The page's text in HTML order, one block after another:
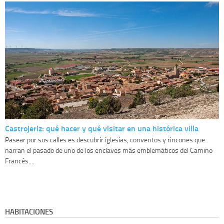
Castrojeriz: qué hacer y qué visitar en una histórica villa
Pasear por sus calles es descubrir iglesias, conventos y rincones que
narran el pasado de uno de los enclaves más emblemáticos del Camino
Francés....
HABITACIONES